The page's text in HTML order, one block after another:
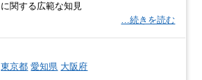
に関する広範な知見
…続きを読む
東京都 愛知県 大阪府